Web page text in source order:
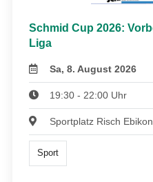
Schmid Cup 2026:
Liga
Sa, 8. August 2026
19:30 - 22:00 Uhr
Sportplatz Risch Ebikon
Sport